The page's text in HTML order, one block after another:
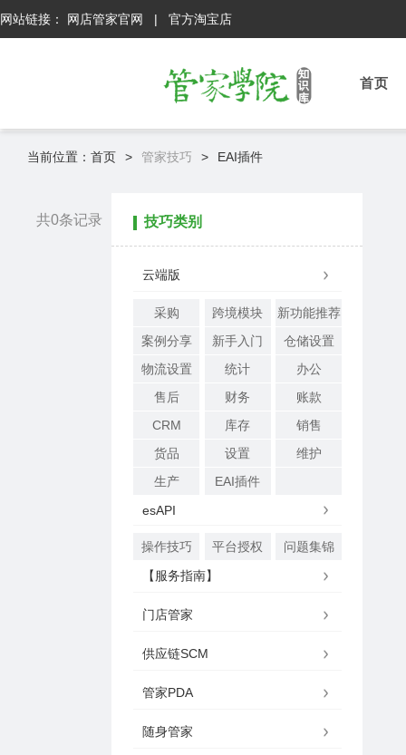
网站链接： 网店管家官网 | 官方淘宝店
首页
当前位置： 首页 > 管家技巧 > EAI插件
共0条记录 技巧类别
云端版
采购 跨境模块
新功能推荐
案例分享
新手入门
仓储设置
物流设置
统计
办公
售后
财务
账款
CRM
库存
销售
货品
设置
维护
生产
EAI插件
esAPI
操作技巧 平台授权
问题集锦
【服务指南】
门店管家
供应链SCM
管家PDA
随身管家